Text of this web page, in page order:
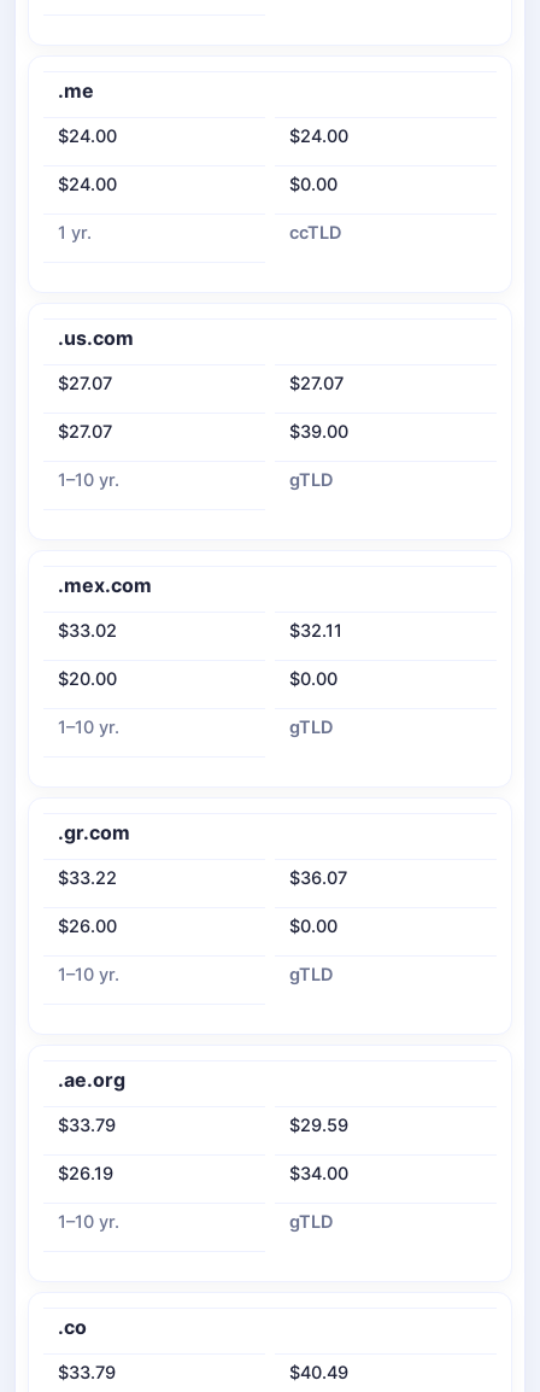
.me
$24.00 $24.00
$24.00 $0.00
1 yr. ccTLD
.us.com
$27.07 $27.07
$27.07 $39.00
1–10 yr. gTLD
.mex.com
$33.02 $32.11
$20.00 $0.00
1–10 yr. gTLD
.gr.com
$33.22 $36.07
$26.00 $0.00
1–10 yr. gTLD
.ae.org
$33.79 $29.59
$26.19 $34.00
1–10 yr. gTLD
.co
$33.79 $40.49